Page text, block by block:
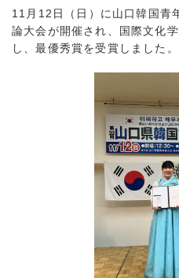
11月12日（日）に山口韓国青
論大会が開催され、国際文化
し、最優秀賞を受賞しました。